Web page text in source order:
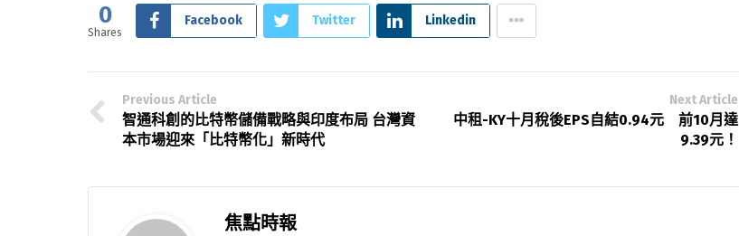
0
Shares
Facebook Twitter Linkedin
Previous Article
智通科創的比特幣儲備戰略與印度布局 台灣資
本市場迎來「比特幣化」新時代
Next Article
中租-KY十月稅後EPS自結0.94元 前10月達
9.39元！
焦點時報